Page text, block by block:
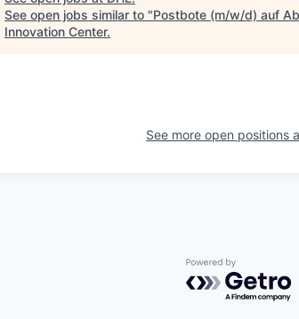
See open jobs similar to "Postbote (m/w/d) auf
Innovation Center.
See more open positions
Powered by